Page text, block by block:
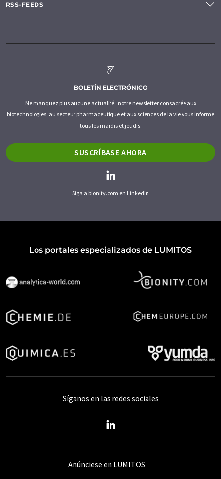
RSS-FEEDS
BOLETÍN ELECTRÓNICO
Ne manquez plus aucune actualité : notre newsletter consacrée aux
biotechnologies, au secteur pharmaceutique et aux sciences de la vie vous informe
tous les mardis et jeudis.
SUSCRÍBASE AHORA
Siga a bionity.com en LinkedIn
Los portales especializados de LUMITOS
Anúnciese en LUMITOS
Síganos en las redes sociales